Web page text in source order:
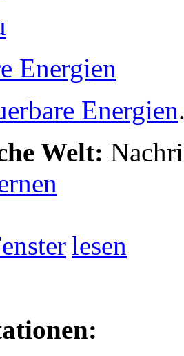
Energien
Energien
Welt:
lesen